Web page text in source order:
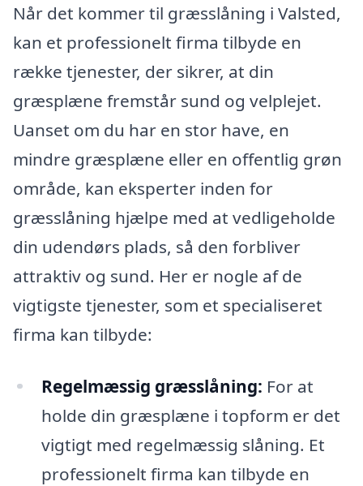
Når det kommer til græsslåning i Valsted,
kan et professionelt firma tilbyde en
række tjenester, der sikrer, at din
græsplæne fremstår sund og velplejet.
Uanset om du har en stor have, en
mindre græsplæne eller en offentlig grøn
område, kan eksperter inden for
græsslåning hjælpe med at vedligeholde
din udendørs plads, så den forbliver
attraktiv og sund. Her er nogle af de
vigtigste tjenester, som et specialiseret
firma kan tilbyde:
Regelmæssig græsslåning: For at
holde din græsplæne i topform er det
vigtigt med regelmæssig slåning. Et
professionelt firma kan tilbyde en